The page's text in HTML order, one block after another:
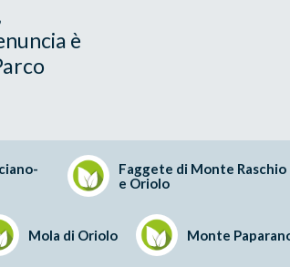
è
Faggete di Monte Raschio
e Oriolo
Mola di Oriolo Monte